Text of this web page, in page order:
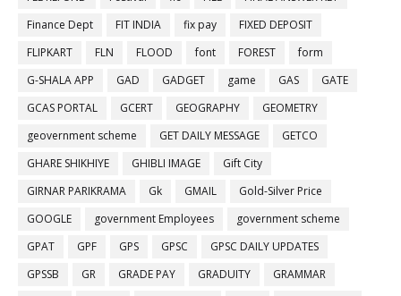
Finance Dept
FIT INDIA fix pay
FIXED DEPOSIT
FLIPKART
FLN FLOOD font FOREST
form
G-SHALA APP
GAD GADGET game GAS
GATE
GCAS PORTAL
GCERT GEOGRAPHY
GEOMETRY
geovernment scheme
GET DAILY MESSAGE
GETCO
GHARE SHIKHIYE
GHIBLI IMAGE
Gift City
GIRNAR PARIKRAMA
Gk GMAIL
Gold-Silver Price
GOOGLE
government Employees
government scheme
GPAT
GPF GPS GPSC
GPSC DAILY UPDATES
GPSSB
GR GRADE PAY GRADUITY
GRAMMAR